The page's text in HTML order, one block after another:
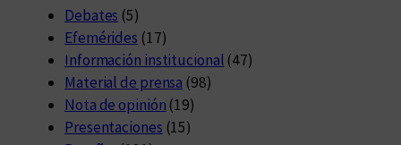
Debates (5)
Efemérides (17)
Información institucional (47)
Material de prensa (98)
Nota de opinión (19)
Presentaciones (15)